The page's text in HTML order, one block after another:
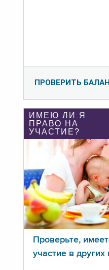
ПРОВЕРИТЬ
ИМЕЮ ЛИ Я
ПРАВО НА
УЧАСТИЕ?
Проверьте,
участие в